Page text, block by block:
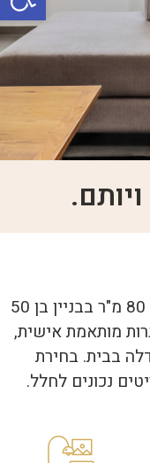
בית בעיר למשפחה בהתהוות- דירת 80 מ"ר בבניין בן 50
מותאמת אישית,
בבית. בחירת
נכונים לחלל.